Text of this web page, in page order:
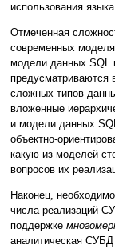
использования
Отмеченная
современных
модели данных SQL
предусматриваются
сложных типов
вложенные
и модели данных
объектно-
какую из моделей
вопросов их
Наконец,
числа реализаций
поддержке
аналитическая СУБД